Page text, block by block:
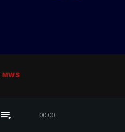
00:00
playlist_play
MWS